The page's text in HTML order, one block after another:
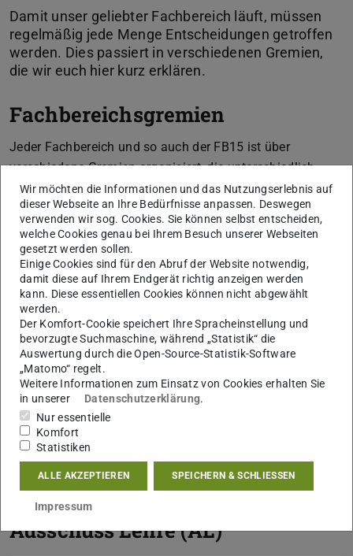
Damit unser geliebter Fachbereich läuft, müssen
regelmäßig jede Menge Entscheidungen getroffen
werden. Dies passiert in verschiedenen Gremien,
die wir euch hier kurz erklären.
Fachbereichsgremien
Jeder Fachbereich und so auch der FB15 ist über
verschiedene Gremien organisiert, die unterschiedlich
besetzt sind. Gemeinsam haben sie alle die Vorgabe, dass
alle Statusgruppen zur Entscheidungsfindung vertreten
sein müssen.
Die Statusgruppen sind folgende:
Professor:innen
Wissenschaftliche Mitarbeiter:innen (WiMis)
Administrativ-Technische Mitarbeiter:innen (ATMs)
Studierende
Fachbereichsrat (FBR)
Fachschaftsrat (FSR)
Ausschuss Lehre (AL)
Wir möchten die Informationen und das Nutzungserlebnis auf
dieser Webseite an Ihre Bedürfnisse anpassen. Deswegen
verwenden wir sog. Cookies. Sie können selbst entscheiden,
welche Cookies genau bei Ihrem Besuch unserer Webseiten
gesetzt werden sollen.
Einige Cookies sind für den Abruf der Website notwendig,
damit diese auf Ihrem Endgerät richtig anzeigen werden
kann. Diese essentiellen Cookies können nicht abgewählt
werden.
Der Komfort-Cookie speichert Ihre Spracheinstellung und
bevorzugte Suchmaschine, während „Statistik“ die
Auswertung durch die Open-Source-Statistik-Software
„Matomo“ regelt.
Weitere Informationen zum Einsatz von Cookies erhalten Sie
in unserer
Datenschutzerklärung.
Nur essentielle
Komfort
Statistiken
ALLE AKZEPTIEREN SPEICHERN & SCHLIESSEN
Impressum